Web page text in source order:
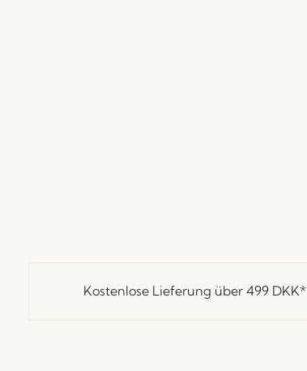
Kostenlose Lieferung über499 DKK*